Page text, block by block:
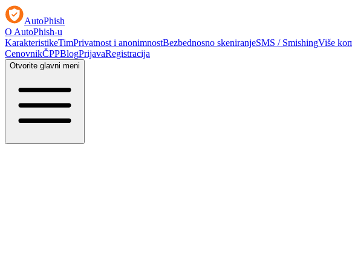
AutoPhish
O AutoPhish-u
KarakteristikeTimPrivatnost i anonimnostBezbednosno skeniranjeSMS / SmishingViše
CenovnikČPPBlogPrijavaRegistracija
Otvorite glavni meni